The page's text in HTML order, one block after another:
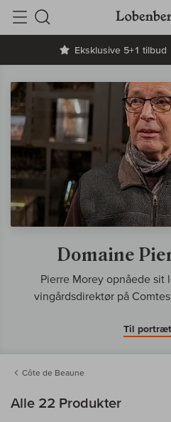
Eksklusive 5+1 tilbud
Søg
Domaine
Pierre Morey opnåede sit
vingårdsdirektør på
Til
Côte de Beaune
Alle 22 Produkter